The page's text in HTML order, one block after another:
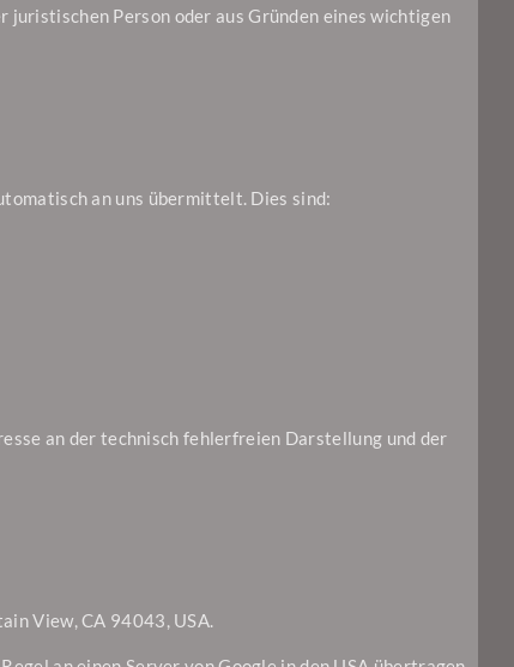
juristischen Person oder aus Gründen eines wichtigen
an uns übermittelt. Dies sind:
an der technisch fehlerfreien Darstellung und der
View, CA 94043, USA.